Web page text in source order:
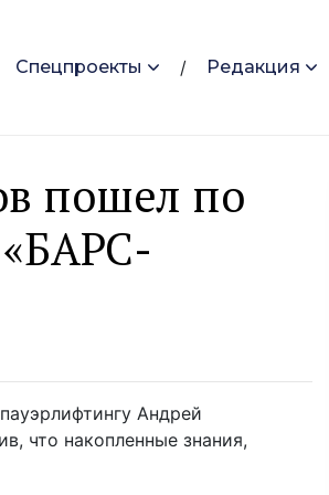
Спецпроекты Редакция
пошел по
Андрей
что накопленные знания,